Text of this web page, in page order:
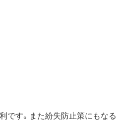
です。また紛失防止策にもなる